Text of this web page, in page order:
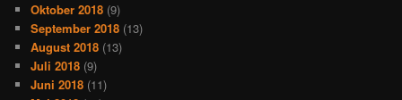
Oktober 2018 (9)
September 2018 (13)
August 2018 (13)
Juli 2018 (9)
Juni 2018 (11)